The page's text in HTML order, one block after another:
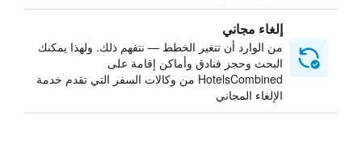
إلغاء مجاني
من الوارد أن تتغير الخطط — نتفهم ذلك. ولهذا يمكنك
البحث وحجز فنادق وأماكن إقامة على
HotelsCombined من وكالات السفر التي تقدم خدمة
الإلغاء المجاني